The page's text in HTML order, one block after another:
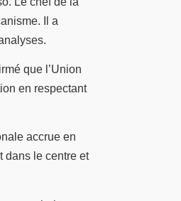
Il a
que l’Union
en respectant
accrue en
dans le centre et